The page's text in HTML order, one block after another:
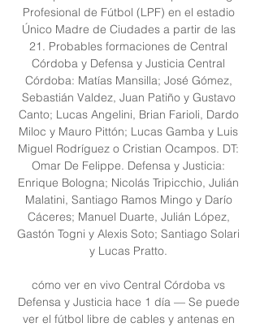
Profesional de Fútbol (LPF) en el estadio
Único Madre de Ciudades a partir de las
21. Probables formaciones de Central
Córdoba y Defensa y Justicia Central
Córdoba: Matías Mansilla; José Gómez,
Sebastián Valdez, Juan Patiño y Gustavo
Canto; Lucas Angelini, Brian Farioli, Dardo
Miloc y Mauro Pittón; Lucas Gamba y Luis
Miguel Rodríguez o Cristian Ocampos. DT:
Omar De Felippe. Defensa y Justicia:
Enrique Bologna; Nicolás Tripicchio, Julián
Malatini, Santiago Ramos Mingo y Darío
Cáceres; Manuel Duarte, Julián López,
Gastón Togni y Alexis Soto; Santiago Solari
y Lucas Pratto.
cómo ver en vivo Central Córdoba vs
Defensa y Justicia hace 1 día — Se puede
ver el fútbol libre de cables y antenas en